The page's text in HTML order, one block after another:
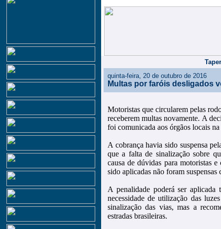
quinta-feira, 20 de outubro de 2016
Multas por faróis desligados
Motoristas que circularem pelas
receberem multas novamente. A
foi comunicada aos órgãos locais
A cobrança havia sido suspensa
que a falta de sinalização sobre
causa de dúvidas para motoristas
sido aplicadas não foram
A penalidade poderá ser
necessidade de utilização das
sinalização das vias, mas a
estradas brasileiras.